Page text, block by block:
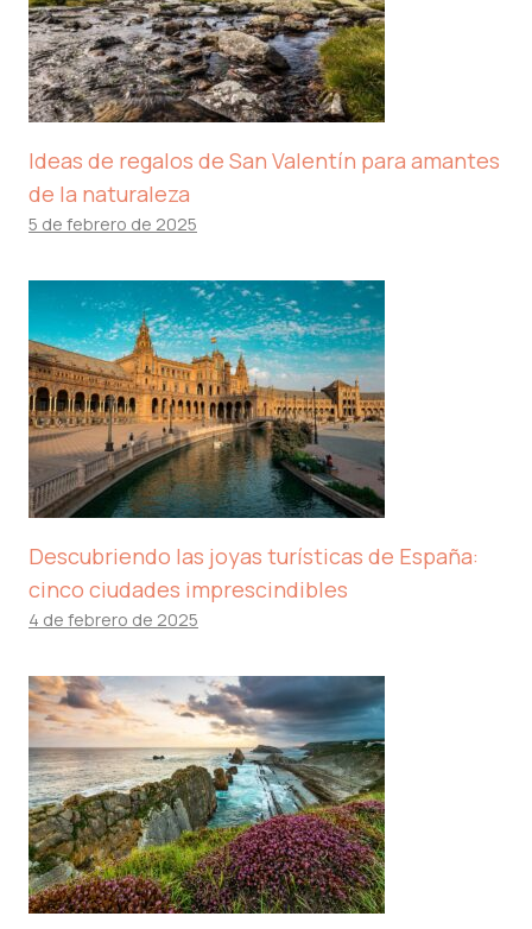
Ideas de regalos de San Valentín para amantes
de la naturaleza
5 de febrero de 2025
Descubriendo las joyas turísticas de España:
cinco ciudades imprescindibles
4 de febrero de 2025